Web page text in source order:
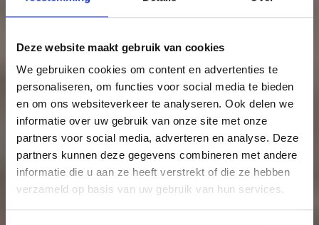
Deze website maakt gebruik van cookies
We gebruiken cookies om content en advertenties te
personaliseren, om functies voor social media te bieden
en om ons websiteverkeer te analyseren. Ook delen we
informatie over uw gebruik van onze site met onze
partners voor social media, adverteren en analyse. Deze
partners kunnen deze gegevens combineren met andere
informatie die u aan ze heeft verstrekt of die ze hebben
verzameld op basis van uw gebruik van hun services.